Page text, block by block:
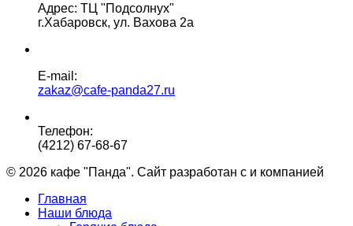
Адрес: ТЦ "Подсолнух"
г.Хабаровск, ул. Вахова 2а
E-mail:
zakaz@cafe-panda27.ru
Телефон:
(4212) 67-68-67
© 2026 кафе "Панда". Сайт разработан с и компанией
Главная
Наши блюда